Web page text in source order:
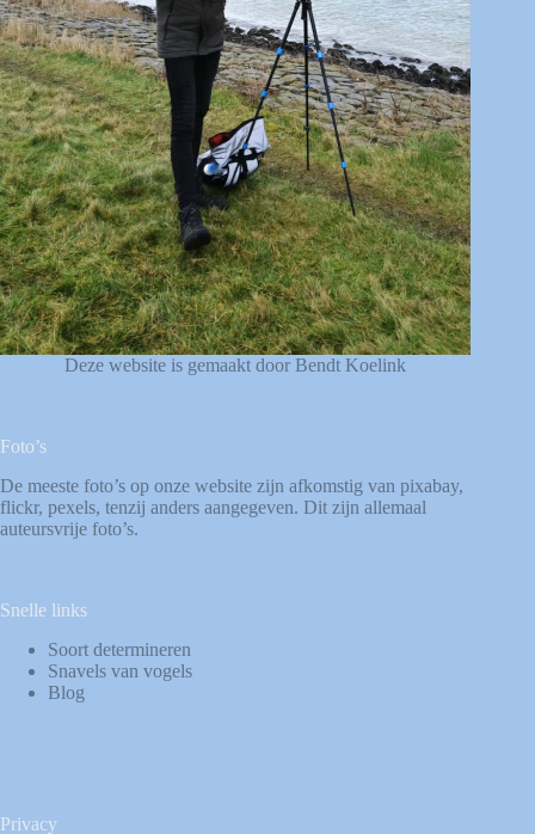
Deze website is gemaakt door Bendt Koelink
Foto’s
De meeste foto’s op onze website zijn afkomstig van pixabay,
flickr, pexels, tenzij anders aangegeven. Dit zijn allemaal
auteursvrije foto’s.
Snelle links
Soort determineren
Snavels van vogels
Blog
Privacy